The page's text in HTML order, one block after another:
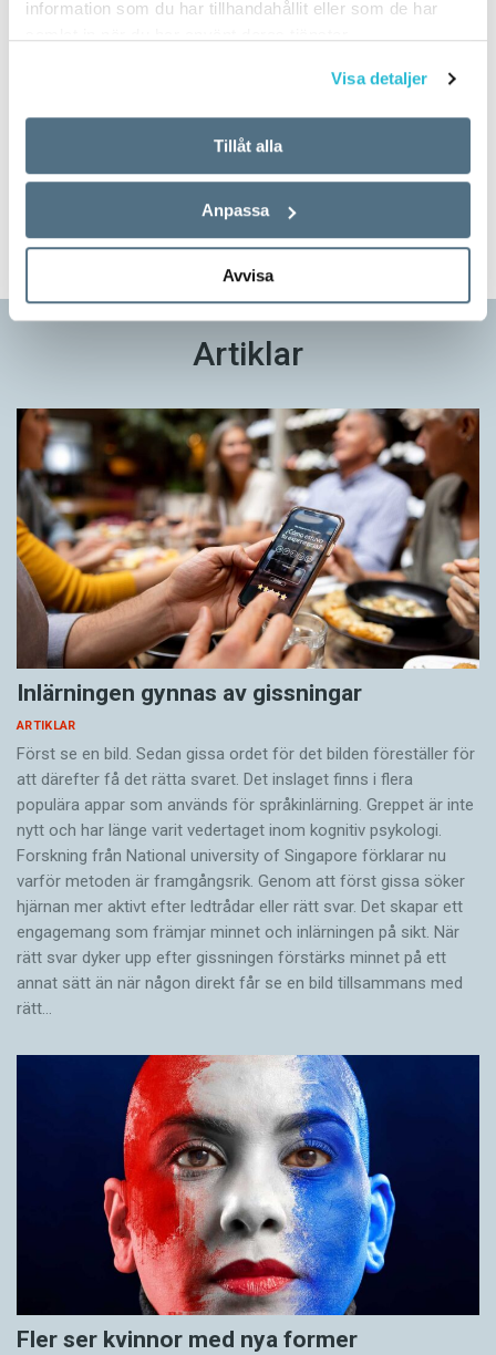
information som du har tillhandahållit eller som de har
Visa detaljer
Tillåt alla
Anpassa
Avvisa
Tidningen i brevlådan plus tillgång till webben och digital
TVÅ NUMMER FÖR 129 KR!
Artiklar
Inlärningen gynnas av gissningar
ARTIKLAR
Först se en bild. Sedan gissa ordet för det bilden föreställer för
att därefter få det rätta svaret. Det inslaget finns i flera
populära appar som används för språkinlärning. Greppet är inte
nytt och har länge varit vedertaget inom kognitiv psykologi.
Forskning från National university of Singa­pore förklarar nu
varför metoden är framgångsrik. Genom att först gissa ­söker
hjärnan mer aktivt ­efter ledtrådar eller rätt svar. Det skapar ett
engagemang som främjar minnet och inlärningen på sikt. När
rätt svar dyker upp efter gissningen förstärks minnet på ett
annat sätt än när någon direkt får se en bild tillsammans med
rätt…
Fler ser kvinnor med nya former